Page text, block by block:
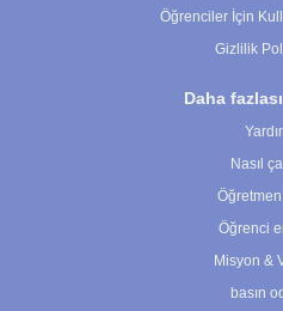
Öğrenciler İçin
Gizlilik
Daha
Nasıl
Öğretmen
Öğrenci
Misyon &
basın